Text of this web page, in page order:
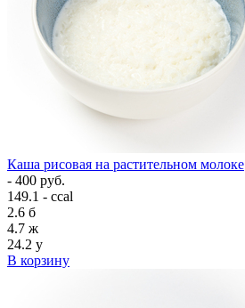
Каша рисовая на растительном молоке
- 400 руб.
149.1 - ccal
2.6 б
4.7 ж
24.2 у
В корзину